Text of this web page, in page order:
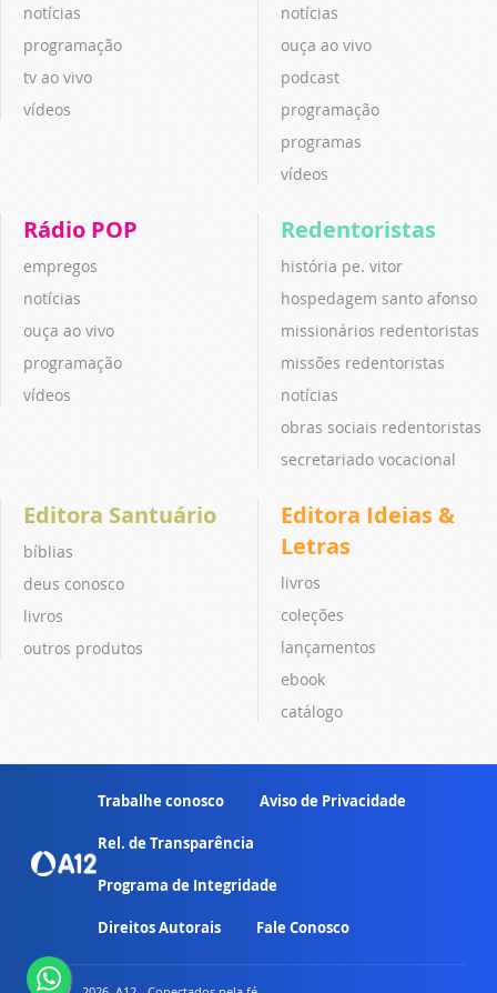
notícias
programação
tv ao vivo
vídeos
notícias
ouça ao vivo
podcast
programação
programas
vídeos
Rádio POP
empregos
notícias
ouça ao vivo
programação
vídeos
Redentoristas
história pe. vitor
hospedagem santo afonso
missionários redentoristas
missões redentoristas
notícias
obras sociais redentoristas
secretariado vocacional
Editora Santuário
bíblias
deus conosco
livros
outros produtos
Editora Ideias &
Letras
livros
coleções
lançamentos
ebook
catálogo
Trabalhe conosco Aviso de Privacidade
Rel. de Transparência
Programa de Integridade
Direitos Autorais Fale Conosco